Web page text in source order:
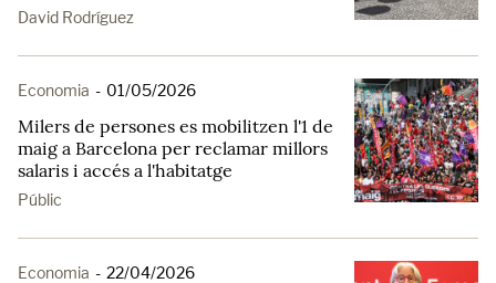
David Rodríguez
Economia - 01/05/2026
Milers de persones es mobilitzen l'1 de
maig a Barcelona per reclamar millors
salaris i accés a l'habitatge
Públic
Economia - 22/04/2026